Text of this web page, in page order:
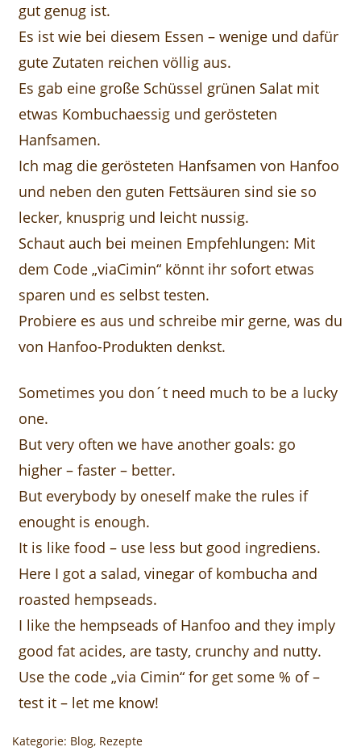
gut genug ist.
Es ist wie bei diesem Essen – wenige und dafür
gute Zutaten reichen völlig aus.
Es gab eine große Schüssel grünen Salat mit
etwas Kombuchaessig und gerösteten
Hanfsamen.
Ich mag die gerösteten Hanfsamen von Hanfoo
und neben den guten Fettsäuren sind sie so
lecker, knusprig und leicht nussig.
Schaut auch bei meinen Empfehlungen: Mit
dem Code „viaCimin“ könnt ihr sofort etwas
sparen und es selbst testen.
Probiere es aus und schreibe mir gerne, was du
von Hanfoo-Produkten denkst.
Sometimes you don´t need much to be a lucky
one.
But very often we have another goals: go
higher – faster – better.
But everybody by oneself make the rules if
enought is enough.
It is like food – use less but good ingrediens.
Here I got a salad, vinegar of kombucha and
roasted hempseads.
I like the hempseads of Hanfoo and they imply
good fat acides, are tasty, crunchy and nutty.
Use the code „via Cimin“ for get some % of –
test it – let me know!
Kategorie: Blog, Rezepte